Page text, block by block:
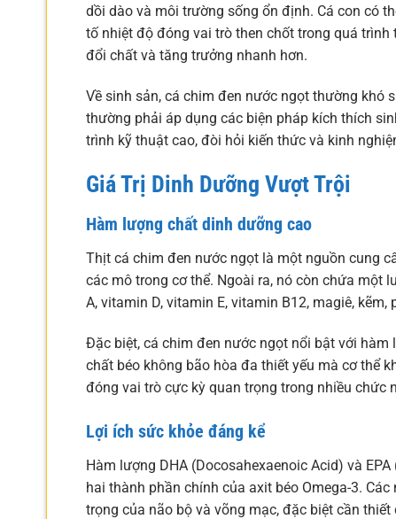
dồi dào và môi trường sống ổn định. Cá con có
tố nhiệt độ đóng vai trò then chốt trong quá
đổi chất và tăng trưởng nhanh hơn.
Về sinh sản, cá chim đen nước ngọt thường khó
thường phải áp dụng các biện pháp kích thích
trình kỹ thuật cao, đòi hỏi kiến thức và kinh
Giá Trị Dinh Dưỡng Vượt Trội
Hàm lượng chất dinh dưỡng cao
Thịt cá chim đen nước ngọt là một nguồn cung
các mô trong cơ thể. Ngoài ra, nó còn chứa một
A, vitamin D, vitamin E, vitamin B12, magiê, kẽm,
Đặc biệt, cá chim đen nước ngọt nổi bật với hàm
chất béo không bão hòa đa thiết yếu mà cơ thể
đóng vai trò cực kỳ quan trọng trong nhiều chức
Lợi ích sức khỏe đáng kể
Hàm lượng DHA (Docosahexaenoic Acid) và
hai thành phần chính của axit béo Omega-3.
trọng của não bộ và võng mạc, đặc biệt cần